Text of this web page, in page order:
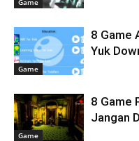
Game
8 Game
Yuk
Game
8 Game
Jangan